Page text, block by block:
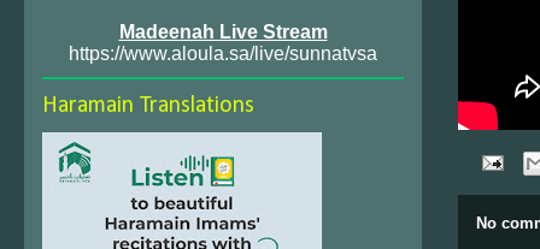
No
Madeenah Live Stream
https://www.aloula.sa/live/sunnatvsa
Haramain Translations